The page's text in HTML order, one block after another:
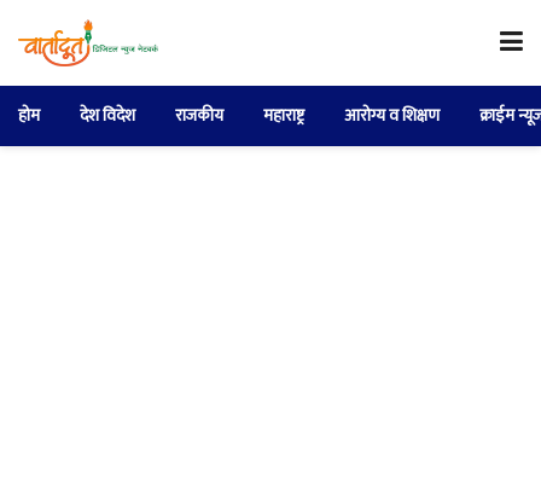
होम देश विदेश राजकीय महाराष्ट्र आरोग्य व शिक्षण क्राईम